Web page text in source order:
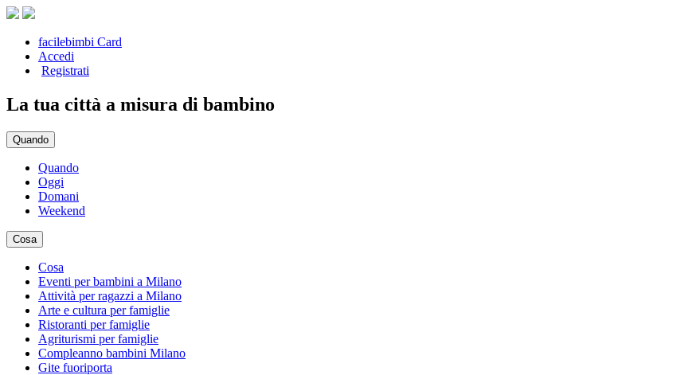
facilebimbi Card
Accedi
Registrati
La tua città a misura di bambino
Quando
Quando
Oggi
Domani
Weekend
Cosa
Cosa
Eventi per bambini a Milano
Attività per ragazzi a Milano
Arte e cultura per famiglie
Ristoranti per famiglie
Agriturismi per famiglie
Compleanno bambini Milano
Gite fuoriporta